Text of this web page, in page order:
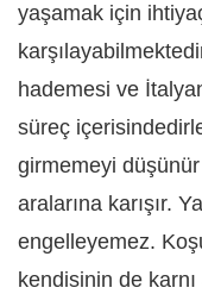
yaşamak için
hademesi ve
süreç
girmemeyi
aralarına karışır.
engelleyemez.
kendisinin de karnı